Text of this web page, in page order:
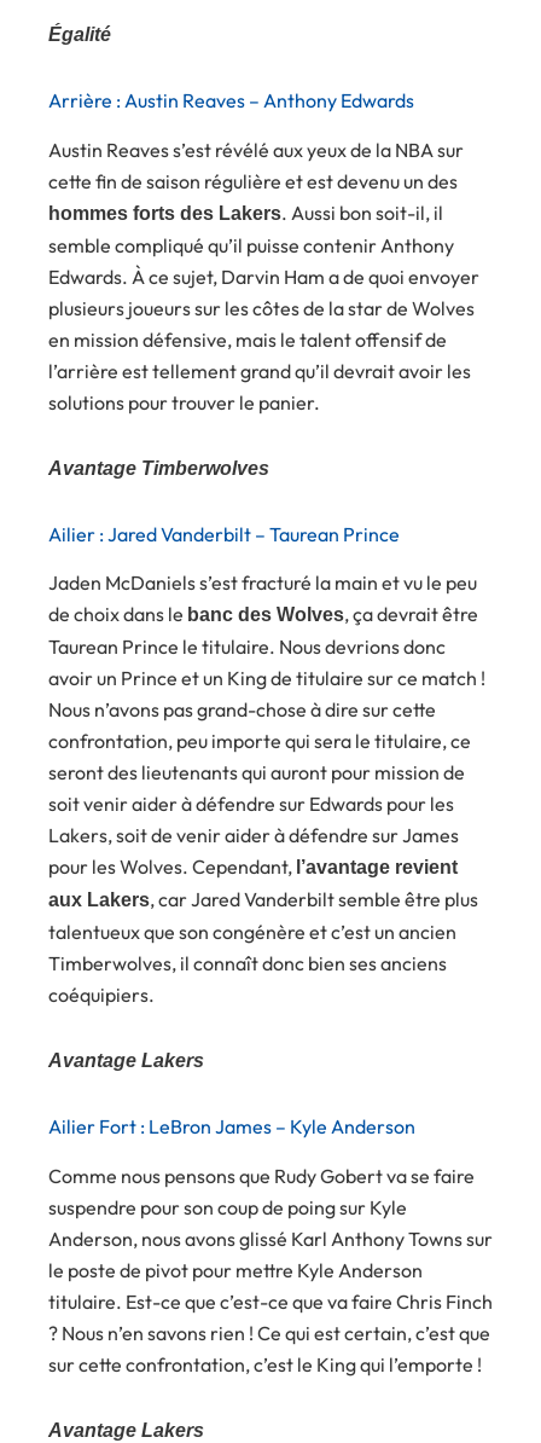
Égalité
Arrière : Austin Reaves – Anthony Edwards
Austin Reaves s’est révélé aux yeux de la NBA sur
cette fin de saison régulière et est devenu un des
hommes forts des Lakers. Aussi bon soit-il, il
semble compliqué qu’il puisse contenir Anthony
Edwards. À ce sujet, Darvin Ham a de quoi envoyer
plusieurs joueurs sur les côtes de la star de Wolves
en mission défensive, mais le talent offensif de
l’arrière est tellement grand qu’il devrait avoir les
solutions pour trouver le panier.
Avantage Timberwolves
Ailier : Jared Vanderbilt – Taurean Prince
Jaden McDaniels s’est fracturé la main et vu le peu
de choix dans le banc des Wolves, ça devrait être
Taurean Prince le titulaire. Nous devrions donc
avoir un Prince et un King de titulaire sur ce match !
Nous n’avons pas grand-chose à dire sur cette
confrontation, peu importe qui sera le titulaire, ce
seront des lieutenants qui auront pour mission de
soit venir aider à défendre sur Edwards pour les
Lakers, soit de venir aider à défendre sur James
pour les Wolves. Cependant, l’avantage revient
aux Lakers, car Jared Vanderbilt semble être plus
talentueux que son congénère et c’est un ancien
Timberwolves, il connaît donc bien ses anciens
coéquipiers.
Avantage Lakers
Ailier Fort : LeBron James – Kyle Anderson
Comme nous pensons que Rudy Gobert va se faire
suspendre pour son coup de poing sur Kyle
Anderson, nous avons glissé Karl Anthony Towns sur
le poste de pivot pour mettre Kyle Anderson
titulaire. Est-ce que c’est-ce que va faire Chris Finch
? Nous n’en savons rien ! Ce qui est certain, c’est que
sur cette confrontation, c’est le King qui l’emporte !
Avantage Lakers